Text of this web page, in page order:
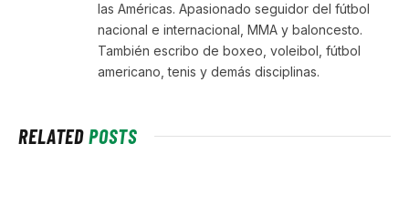
las Américas. Apasionado seguidor del fútbol
nacional e internacional, MMA y baloncesto.
También escribo de boxeo, voleibol, fútbol
americano, tenis y demás disciplinas.
RELATEDPOSTS